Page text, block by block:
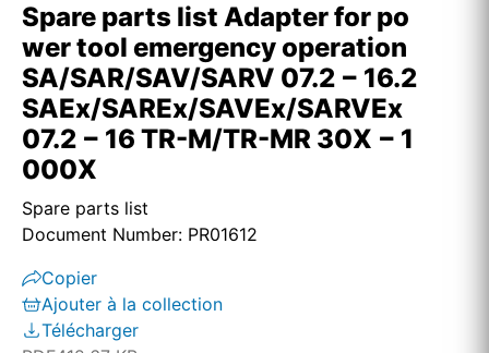
Spare parts list Adapter for po
wer tool emergency operation
SA/SAR/SAV/SARV 07.2 − 16.2
SAEx/SAREx/SAVEx/SARVEx
07.2 − 16 TR-M/TR-MR 30X − 1
000X
Spare parts list
Document Number: PR01612
Copier
Ajouter à la collection
Télécharger